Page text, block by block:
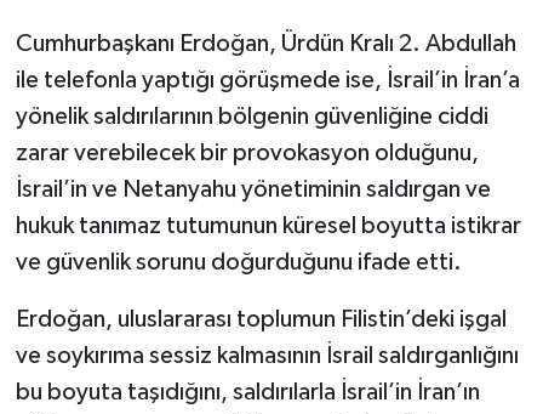
Cumhurbaşkanı Erdoğan, Ürdün Kralı 2. Abdullah
ile telefonla yaptığı görüşmede ise, İsrail’in İran’a
yönelik saldırılarının bölgenin güvenliğine ciddi
zarar verebilecek bir provokasyon olduğunu,
İsrail’in ve Netanyahu yönetiminin saldırgan ve
hukuk tanımaz tutumunun küresel boyutta istikrar
ve güvenlik sorunu doğurduğunu ifade etti.
Erdoğan, uluslararası toplumun Filistin’deki işgal
ve soykırıma sessiz kalmasının İsrail saldırganlığını
bu boyuta taşıdığını, saldırılarla İsrail’in İran’ın